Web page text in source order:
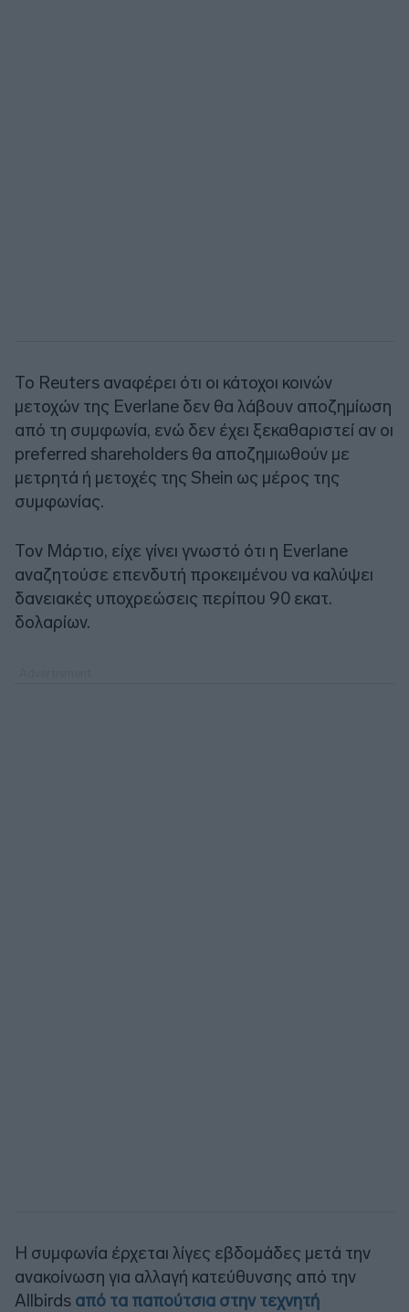
Το Reuters αναφέρει ότι οι κάτοχοι κοινών
μετοχών της Everlane δεν θα λάβουν αποζημίωση
από τη συμφωνία, ενώ δεν έχει ξεκαθαριστεί αν οι
preferred shareholders θα αποζημιωθούν με
μετρητά ή μετοχές της Shein ως μέρος της
συμφωνίας.
Τον Μάρτιο, είχε γίνει γνωστό ότι η Everlane
αναζητούσε επενδυτή προκειμένου να καλύψει
δανειακές υποχρεώσεις περίπου 90 εκατ.
δολαρίων.
Η συμφωνία έρχεται λίγες εβδομάδες μετά την
ανακοίνωση για αλλαγή κατεύθυνσης από την
Allbirds από τα παπούτσια στην τεχνητή